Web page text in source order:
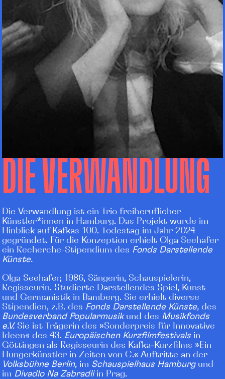
DIE VERWANDLUNG
Die Verwandlung ist ein Trio freiberuflicher
Künstler*innen in Hamburg. Das Projekt wurde im
Hinblick auf Kafkas 100. Todestag im Jahr 2024
gegründet. Für die Konzeption erhielt Olga Seehafer
ein Recherche-Stipendium des Fonds Darstellende
Künste.
Ol ga Seehafer, 1986, Sängerin, Schauspielerin,
Regisseurin. Studierte Darstellendes Spiel, Kunst
und Germanistik in Bamberg. Sie erhielt diverse
Stipendien, z.B. des Fonds Darstellende Künste, des
Bundesverband Popularmusikund des Musikfonds
e.V.Sie ist Trägerin des »Sonderpreis für Innovative
Ideen« des43. Europäischen Kurzfilmfestivalsin
Göttingen als Regisseurin des Kafka-Kurzfilms »Ein
Hungerkünstler in Zeiten von C.« Auftritte an der
Volksbühne Berlin, im Schauspielhaus Hamburgund
im DivadloNa Zabradli in Prag.